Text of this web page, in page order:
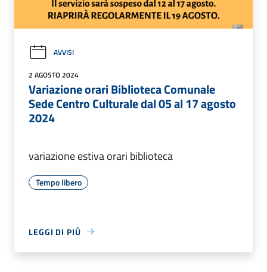
AVVISI
2 AGOSTO 2024
Variazione orari Biblioteca Comunale
Sede Centro Culturale dal 05 al 17 agosto
2024
variazione estiva orari biblioteca
Tempo libero
LEGGI DI PIÙ